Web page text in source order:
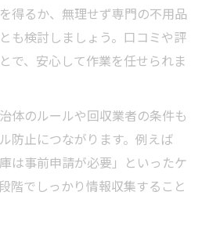
得るか、無理せず専門の不用品
も検討しましょう。口コミや評
で、安心して作業を任せられま
体のルールや回収業者の条件も
防止につながります。例えば
は事前申請が必要」といったケ
階でしっかり情報収集すること